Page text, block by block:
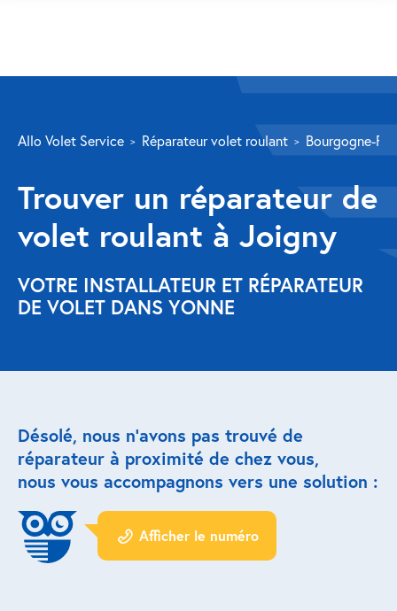
Volet roulant
Réparation
Volet roulant Velux
Réparation store banne
Réparation porte de garage
Modernisation et domotique
Centralisation volets roulants
Motoriser un volet roulant
Allo Volet Service Réparateur volet roulant Bourgogne-
Trouver un réparateur de
volet roulant à Joigny
VOTRE INSTALLATEUR ET RÉPARATEUR
DE VOLET DANS YONNE
Désolé, nous n’avons pas trouvé de
réparateur à proximité de chez vous,
nous vous accompagnons vers une solution :
Afficher le numéro